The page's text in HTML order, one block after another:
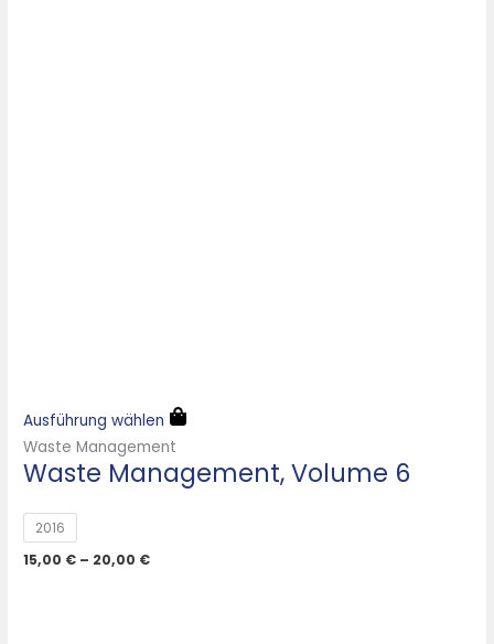
Ausführung wählen
Waste Management
Waste Management, Volume 6
2016
15,00 € – 20,00 €